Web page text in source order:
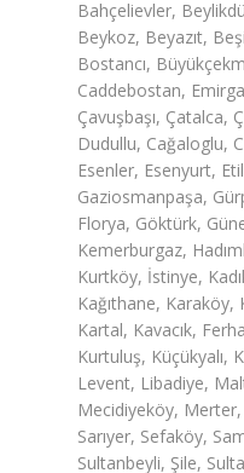
Bahçelievler,
Beykoz, Beyazıt,
Bostancı,
Caddebostan,
Çavuşbaşı, Çatalca,
Dudullu, Cağaloglu,
Esenler, Esenyurt,
Gaziosmanpaşa,
Florya, Göktürk,
Kemerburgaz,
Kurtköy, İstinye,
Kağıthane, Karaköy,
Kartal, Kavacık,
Kurtuluş, Küçükyalı,
Levent, Libadiye,
Mecidiyeköy,
Sarıyer, Sefaköy,
Sultanbeyli, Şile,